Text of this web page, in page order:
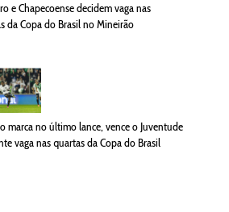
e Chapecoense decidem vaga nas
da Copa do Brasil no Mineirão
marca no último lance, vence o Juventude
vaga nas quartas da Copa do Brasil